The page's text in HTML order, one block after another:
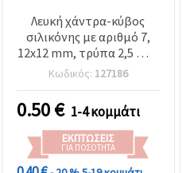
Λευκή χάντρα-κύβος
σιλικόνης με αριθμό 7,
12x12 mm, τρύπα 2,5 mm
– ιδανική για
προσωποποιημένα
κοσμήματα & DIY
χειροτεχνίες
Κωδικός: 127186
0.50€ 1-4 κομμάτι
ΕΚΠΤΏΣΕΙΣ
ΓΙΑ ΠΟΣΌΤΗΤΑ